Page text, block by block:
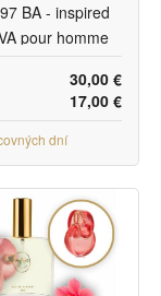
BA - inspired
pour homme
30,00 €
17,00 €
dní